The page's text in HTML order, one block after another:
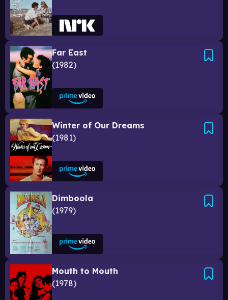
Far East
1982
Winter of Our Dreams
1981
Dimboola
1979
Mouth to Mouth
1978